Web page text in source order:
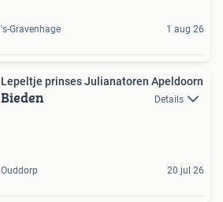
's-Gravenhage 1 aug 26
Lepeltje prinses Julianatoren Apeldoorn
Bieden Details
Ouddorp 20 jul 26